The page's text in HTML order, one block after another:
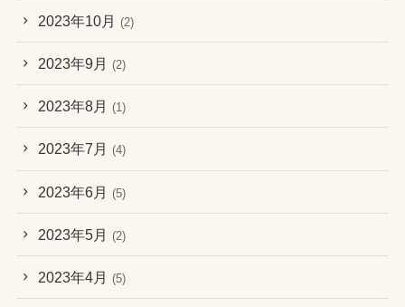
2023年10月 (2)
2023年9月 (2)
2023年8月 (1)
2023年7月 (4)
2023年6月 (5)
2023年5月 (2)
2023年4月 (5)